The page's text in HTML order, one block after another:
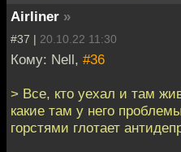
Airliner »
#37 | 20.10.22 11:30
Кому: Nell, #36
> Все, кто уехал и там
какие там у него
горстями глотает